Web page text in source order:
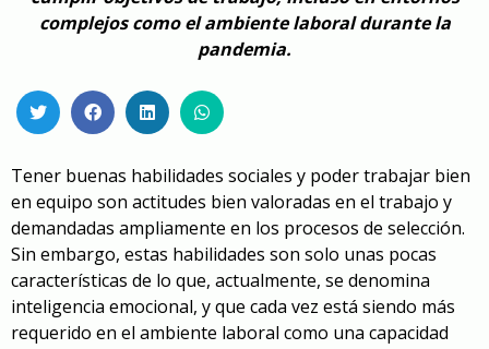
complejos como el ambiente laboral durante la
pandemia.
Tener buenas habilidades sociales y poder trabajar bien
en equipo son actitudes bien valoradas en el trabajo y
demandadas ampliamente en los procesos de selección.
Sin embargo, estas habilidades son solo unas pocas
características de lo que, actualmente, se denomina
inteligencia emocional, y que cada vez está siendo más
requerido en el ambiente laboral como una capacidad